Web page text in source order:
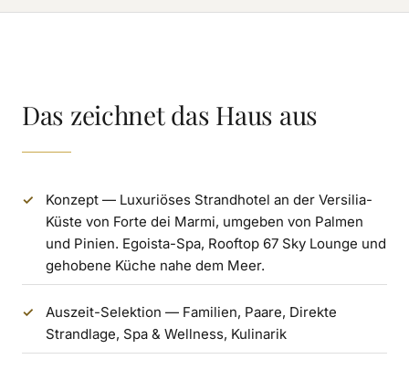
Das zeichnet das Haus aus
Konzept — Luxuriöses Strandhotel an der Versilia-
Küste von Forte dei Marmi, umgeben von Palmen
und Pinien. Egoista-Spa, Rooftop 67 Sky Lounge und
gehobene Küche nahe dem Meer.
Auszeit-Selektion — Familien, Paare, Direkte
Strandlage, Spa & Wellness, Kulinarik